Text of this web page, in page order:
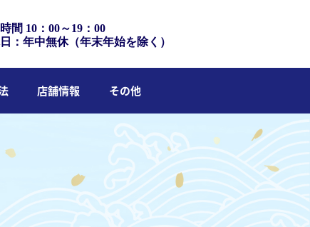
間 10：00～19：00
：年中無休（年末年始を除く）
店舗情報 その他